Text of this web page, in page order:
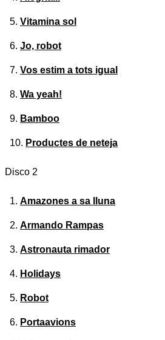
Vitamina sol
Jo, robot
Vos estim a tots igual
Wa yeah!
Bamboo
Productes de neteja
Disco 2
Amazones a sa lluna
Armando Rampas
Astronauta rimador
Holidays
Robot
Portaavions